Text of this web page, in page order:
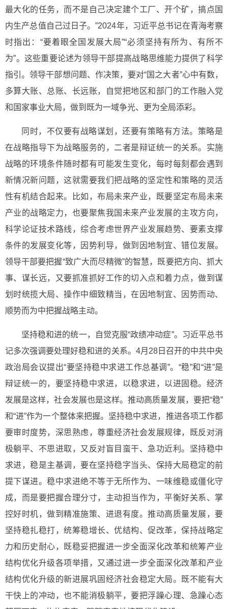
最大化的任务，而不是自己决定建个工厂、开个矿，搞点国
内生产总值自己过日子。”2024年，习近平总书记在青海考察
时指出：“要着眼全国发展大局”“必须坚持有所为、有所不
为”。这些重要论述为领导干部提高战略思维能力提供了科学
指引。领导干部想问题、作决策，要对“国之大者”心中有数，
多算大账、总账、长远账，自觉把地区和部门的工作融入党
和国家事业大局，做到既为一域争光、更为全局添彩。
同时，不仅要有战略谋划，还要有策略有方法。策略是
在战略指导下为战略服务的，二者是辩证统一的关系。实施
战略的环境条件随时都有可能发生变化，每时每刻都会遇到
新情况新问题，这就需要我们把战略的坚定性和策略的灵活
性有机结合起来。比如，布局未来产业，既要坚定布局未来
产业的战略定力，也要聚焦我国未来产业发展的主攻方向，
科学论证技术路线，综合考虑世界产业发展趋势、要素支撑
条件的发展变化等，因势利导，做到因地制宜、错位发展。
领导干部要把握“致广大而尽精微”的智慧，既要把方向、抓大
事、谋长远，又要抓准抓好工作的切入点和着力点，做到谋
划时统揽大局、操作中细致精当，在因地制宜、因势而动、
顺势而为中把握战略主动。
坚持稳和进的统一，自觉克服“政绩冲动症”。习近平总书
记多次强调要处理好稳和进的关系。4月28日召开的中共中央
政治局会议提出“要坚持稳中求进工作总基调”。“稳”和“进”是
辩证统一的，要坚持稳中求进，以稳求进，以进固稳。经济
发展是这样，社会发展也是这样。推动高质量发展，要把“稳”
和“进”作为一个整体来把握。坚持稳中求进，推进各项工作都
要审时度势，深思熟虑，尊重经济社会发展规律，既反对消
极躺平、不思进取，又反对盲目蛮干、急功近利。坚持稳中
求进，稳是主基调，要在坚持稳字当头、保持大局稳定的前
提下谋进。稳中求进绝不等于无所作为、一味维稳或僵化守
成，而是要把握合理分寸，主动担当作为，平衡好关系、掌
控好时机，做到精准施策、进退有度。推动高质量发展，要
坚持稳扎稳打，统筹稳增长、优结构、促改革，保持战略定
力和历史耐心，既稳妥把握进一步全面深化改革和统筹产业
结构优化升级各项举措，又通过进一步全面深化改革和产业
结构优化升级的新进展巩固经济社会稳定大局。既不能有大
干快上的冲动，也不能消极躺平，要把浮躁心理、急躁心态